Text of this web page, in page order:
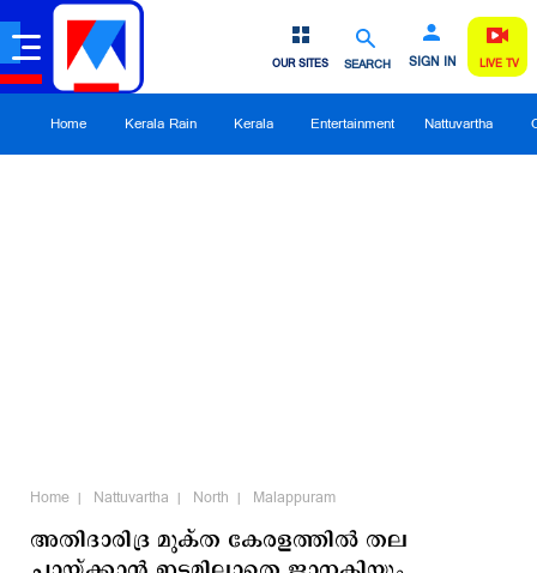
SEARCH SIGN IN
OUR SITES LIVE TV
Home Kerala Rain Kerala Entertainment Nattuvartha
Home Nattuvartha North Malappuram
അതിദാരിദ്ര മുക്ത കേരളത്തില്‍ തല